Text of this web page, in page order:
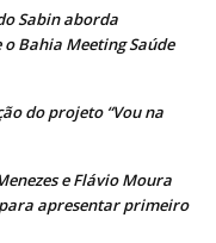
Sabin aborda
Bahia Meeting Saúde
do projeto “Vou na
e Flávio Moura
para apresentar primeiro